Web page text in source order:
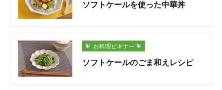
ソフトケールを使った中華丼
お料理ビギナー
ソフトケールのごま和えレシピ